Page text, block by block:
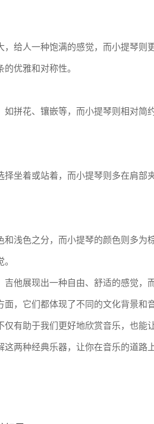
，给人一种饱满的感觉，而小提琴则
优雅和对称性。
如拼花、镶嵌等，而小提琴则相对简
择坐着或站着，而小提琴则多在肩部
和浅色之分，而小提琴的颜色则多为
吉他展现出一种自由、舒适的感觉，
，它们都体现了不同的文化背景和
仅有助于我们更好地欣赏音乐，也
两种经典乐器，让你在音乐的道路